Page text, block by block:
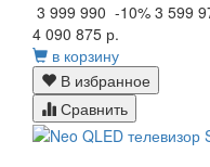
3 999 990 -10% 3 599
4 090 875 р.
в корзину
В избранное
Сравнить